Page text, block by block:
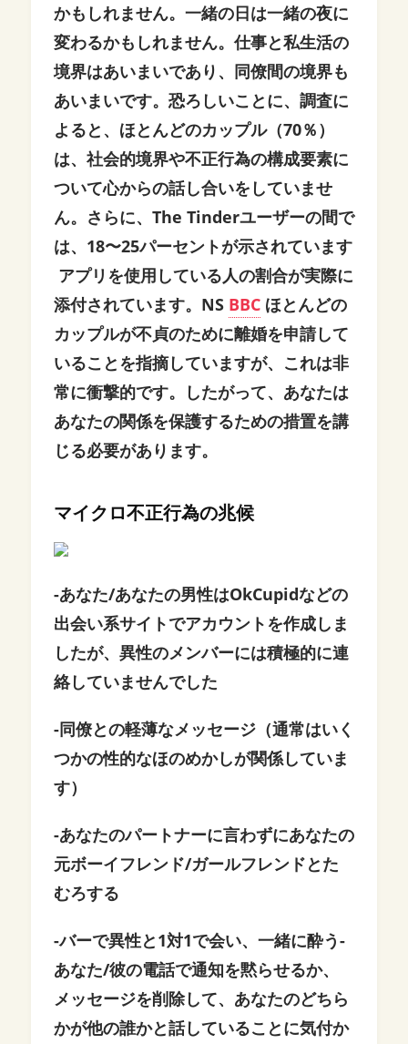
かもしれません。一緒の日は一緒の夜に
変わるかもしれません。仕事と私生活の
境界はあいまいであり、同僚間の境界も
あいまいです。恐ろしいことに、調査に
よると、ほとんどのカップル（70％）
は、社会的境界や不正行為の構成要素に
ついて心からの話し合いをしていませ
ん。さらに、The Tinderユーザーの間で
は、18〜25パーセントが示されています
アプリを使用している人の割合が実際に
添付されています。 NS BBCほとんどの
カップルが不貞のために離婚を申請して
いることを指摘していますが、これは非
常に衝撃的です。したがって、あなたは
あなたの関係を保護するための措置を講
じる必要があります。
マイクロ不正行為の兆候
-あなた/あなたの男性はOkCupidなどの
出会い系サイトでアカウントを作成しま
したが、異性のメンバーには積極的に連
絡していませんでした
-同僚との軽薄なメッセージ（通常はいく
つかの性的なほのめかしが関係していま
す）
-あなたのパートナーに言わずにあなたの
元ボーイフレンド/ガールフレンドとた
むろする
-バーで異性と1対1で会い、一緒に酔う-
あなた/彼の電話で通知を黙らせるか、
メッセージを削除して、あなたのどちら
かが他の誰かと話していることに気付か